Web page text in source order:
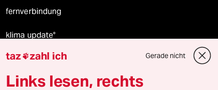
fernverbindung
klima update°
Mauerecho
Freie Rede
taz zahl ich Gerade nicht
Links lesen, rechts